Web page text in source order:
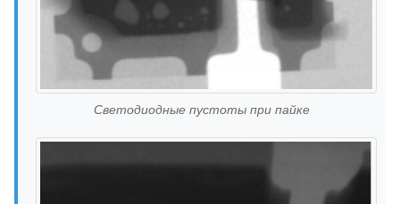
Светодиодные пустоты при пайке